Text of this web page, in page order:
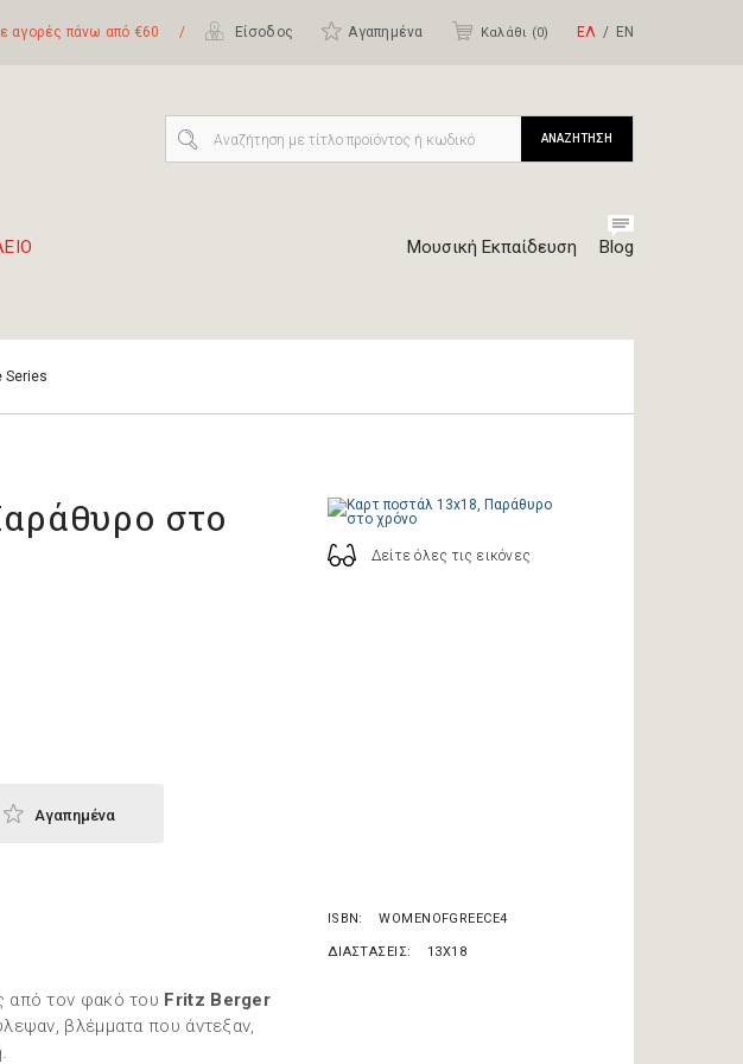
αγορές πάνω από €60 / Είσοδος Αγαπημένα Καλάθι (0) ΕΛ ΕΝ
Μουσική Εκπαίδευση Blog
ΑΝΑΖΗΤΗΣΗ
Series
στο
Αγαπημένα
Δείτε όλες τις εικόνες
από τον φακό του Fritz Berger
βλέμματα που άντεξαν,
ISBN WOMENOFGREECE4
ΔΙΑΣΤΑΣΕΙΣ 13X18